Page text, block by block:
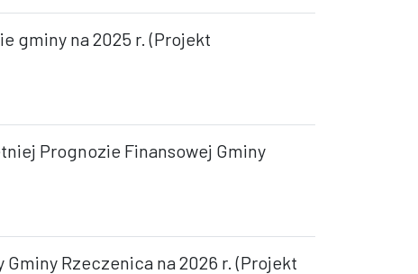
gminy na 2025 r. (Projekt
Prognozie Finansowej Gminy
Rzeczenica na 2026 r. (Projekt